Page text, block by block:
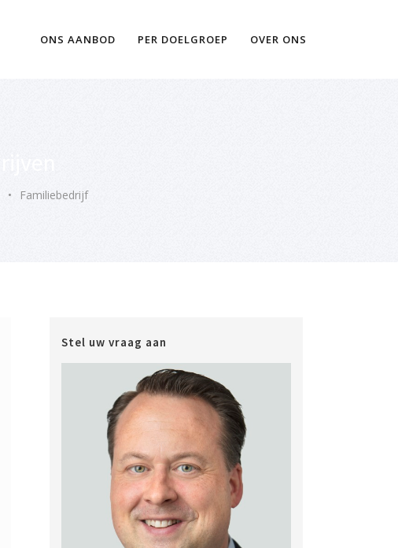
ONS AANBOD PER DOELGROEP OVER ONS
• Familiebedrijf
Stel uw vraag aan